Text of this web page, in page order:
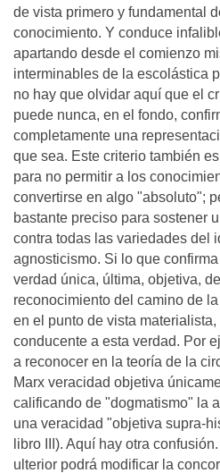
de vista primero y fundamental
conocimiento. Y conduce
apartando desde el comienzo
interminables de la escolástica
no hay que olvidar aquí que el
puede nunca, en el fondo,
completamente una
que sea. Este criterio también
para no permitir a los
convertirse en algo "absoluto";
bastante preciso para sostener
contra todas las variedades del
agnosticismo. Si lo que
verdad única, última, objetiva,
reconocimiento del camino de
en el punto de vista
conducente a esta verdad. Por
a reconocer en la teoría de la
Marx veracidad objetiva
calificando de "dogmatismo" la
una veracidad "objetiva supra-
libro III). Aquí hay otra
ulterior podrá modificar la